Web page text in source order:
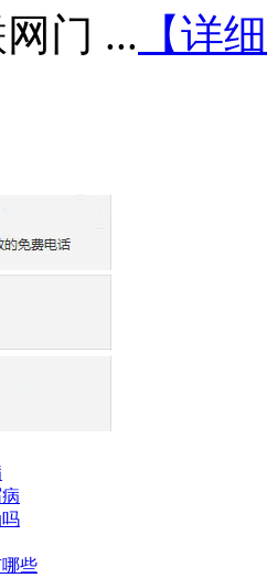
门 ... 【详
些